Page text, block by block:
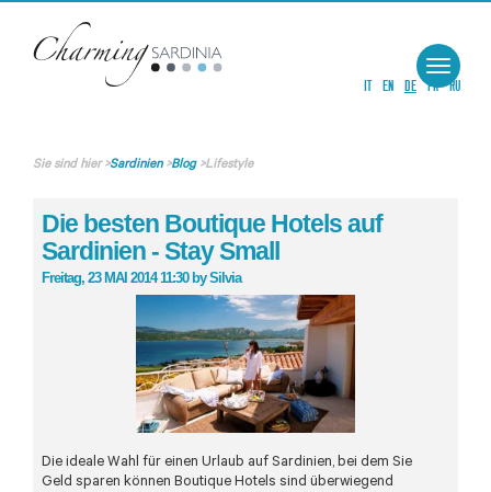
IT EN DE FR RU
Toggle
Sie sind hier>Sardinien>Blog>Lifestyle
Die besten Boutique Hotels auf
Sardinien - Stay Small
Freitag, 23 MAI 2014 11:30 bySilvia
Die ideale Wahl für einen Urlaub auf Sardinien, bei dem Sie
Geld sparen können Boutique Hotels sind überwiegend